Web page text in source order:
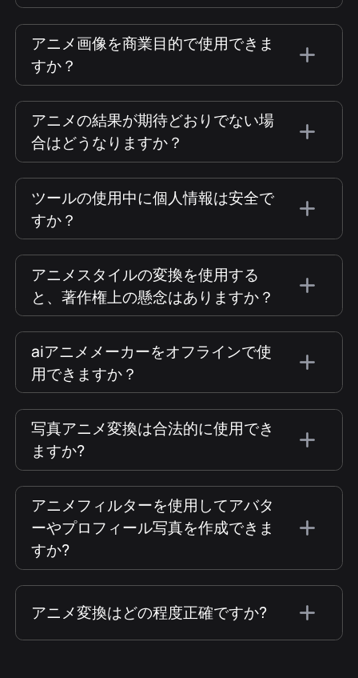
アニメ画像を商業目的で使用できま
すか？
アニメの結果が期待どおりでない場
合はどうなりますか？
ツールの使用中に個人情報は安全で
すか？
アニメスタイルの変換を使用する
と、著作権上の懸念はありますか？
aiアニメメーカーをオフラインで使
用できますか？
写真アニメ変換は合法的に使用でき
ますか?
アニメフィルターを使用してアバタ
ーやプロフィール写真を作成できま
すか?
アニメ変換はどの程度正確ですか?